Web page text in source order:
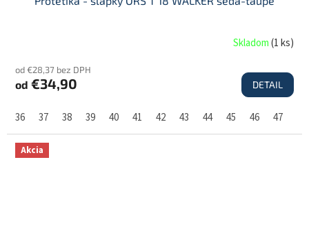
Skladom(1 ks)
od €28,37 bez DPH
od €34,90 DETAIL
36 37 38 39 40 41 42 43 44 45 46 47
Akcia